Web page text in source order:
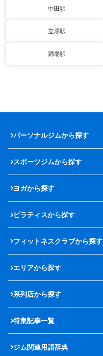
中田駅
立場駅
踊場駅
パーソナルジムから探す
スポーツジムから探す
ヨガから探す
ピラティスから探す
フィットネスクラブから探す
エリアから探す
系列店から探す
特集記事一覧
ジム関連用語辞典